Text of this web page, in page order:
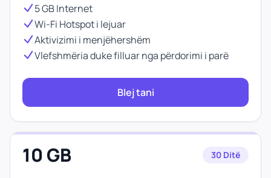
5 GB Internet
Wi-Fi Hotspot i lejuar
Aktivizimi i menjëhershëm
Vlefshmëria duke filluar nga përdorimi i parë
Blej tani
10 GB 30 Ditë